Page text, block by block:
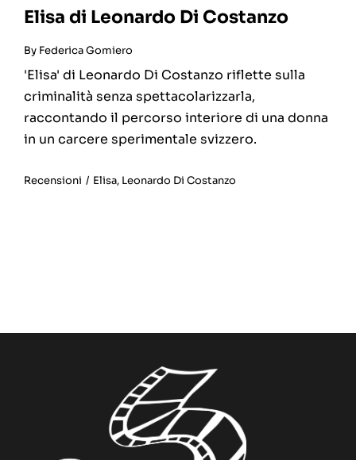
Elisa di Leonardo Di Costanzo
By Federica Gomiero
'Elisa' di Leonardo Di Costanzo riflette sulla
criminalità senza spettacolarizzarla,
raccontando il percorso interiore di una donna
in un carcere sperimentale svizzero.
Recensioni / Elisa, Leonardo Di Costanzo